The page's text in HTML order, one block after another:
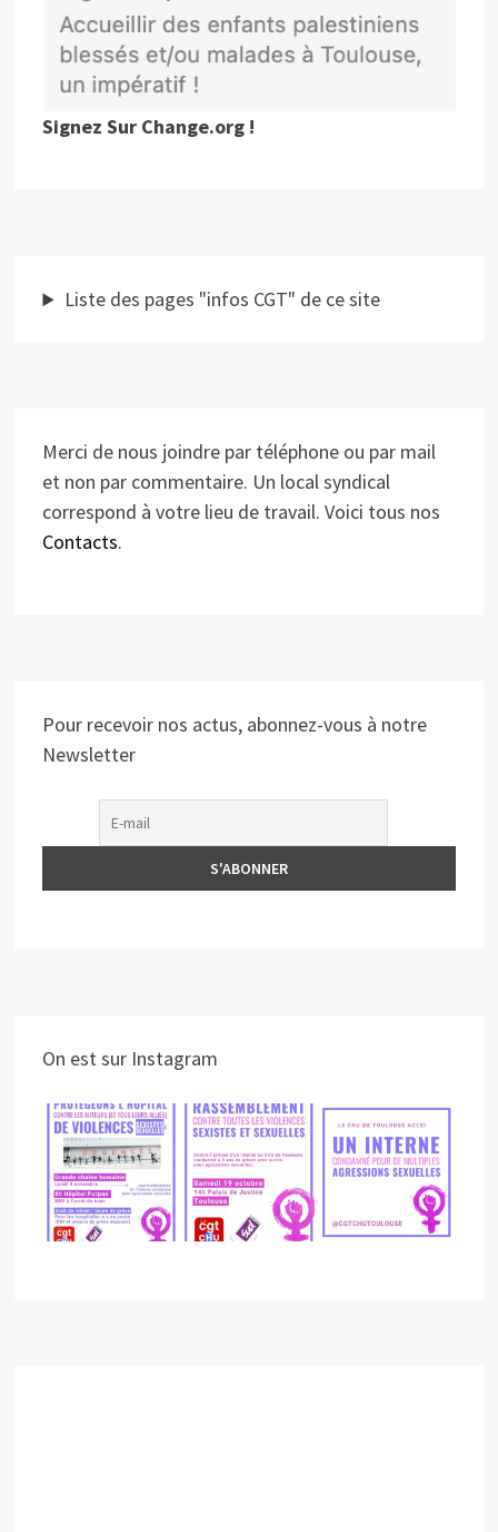
Signez Sur Change.org !
Liste des pages "infos CGT" de ce site
Merci de nous joindre par téléphone ou par mail
et non par commentaire. Un local syndical
correspond à votre lieu de travail. Voici tous nos
Contacts.
Pour recevoir nos actus, abonnez-vous à notre
Newsletter
On est sur Instagram